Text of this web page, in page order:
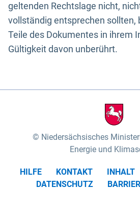
geltenden Rechtslage nicht,
vollständig entsprechen sollten,
Teile des Dokumentes in ihrem
Gültigkeit davon unberührt.
Niedersächsisches
Energie und
HILFE KONTAKT INHALT
DATENSCHUTZ